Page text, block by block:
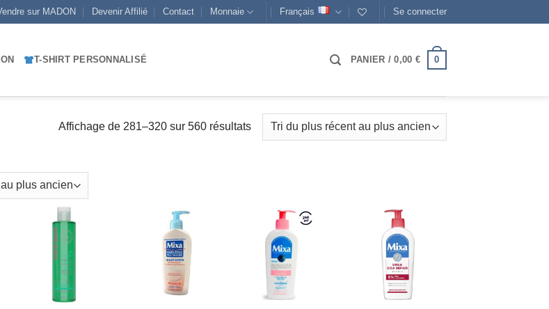
sur MADON Devenir Affilié Contact Monnaie Français Se connecter
T-SHIRT PERSONNALISÉ PANIER /0,00 € 0
Affichage de 281–320 sur 560 résultatsTrié
du
ancien
AJOUTER
À MES
FAVORIS
AJOUTER
À MES
AJOUTER
À MES
FAVORIS
AJOUTER
À MES
FAVORIS